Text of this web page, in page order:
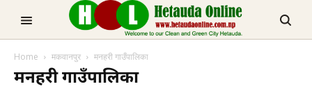
TRENDING NOW
मनहरीलाइभ
Home मकवानपुर मनहरी गाउँपालिका
मनहरी गाउँपालिका